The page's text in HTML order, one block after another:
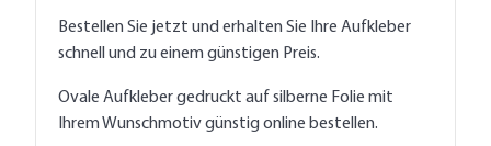
Bestellen Sie jetzt und erhalten Sie Ihre Aufkleber
schnell und zu einem günstigen Preis.
Ovale Aufkleber gedruckt auf silberne Folie mit
Ihrem Wunschmotiv günstig online bestellen.